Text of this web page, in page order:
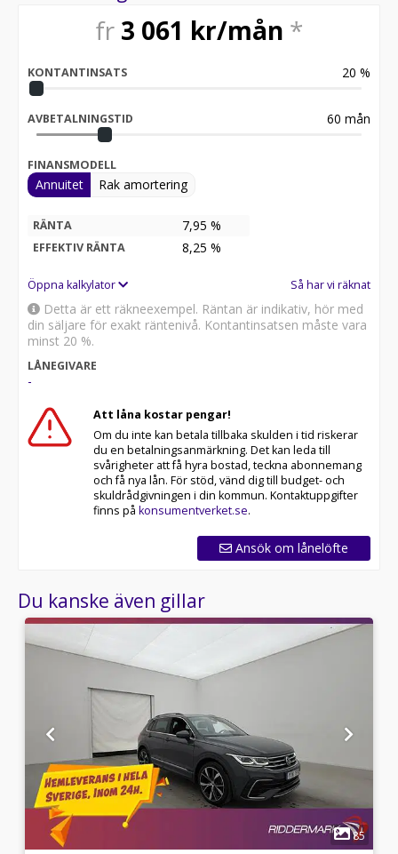
• Se närbilder och film på bilen
• Få mer info om utrustning och tillval
Därför ska du välja Riddermark Bil:
* Störst i Sverige på begagnade bilar
* Erbjuder hemleverans i hela Sverige
* Över 10 tusen omdömen på Trustpilot
* Våra bilar är testade på över 100 punkter
Telefontider:
Besökstider i butik:
RIDDERMARK BIL TRYGGHETSPAKET:
Skydda din bil med vårt trygghetspaket. Välj mellan 12-
60 månaders garanti och komplettera med extra
hjuluppsättningar till bra priser. Gör ditt bilköp tryggt
och enkelt hos oss.
Med korta lagertider försvinner våra bilar snabbt! Ring
oss idag för att reservera din bil: 018-470 74 00. Vi
erbjuder även skräddarsydd finansiering och 14 dagars
fri försäkring från Folksam.
Se hur vi genomför våra tester här:
Få brukare,Intense
Onyx,Soltak/glastak,Fyrhjulsdrift,Taklucka,Döda vinkel
varnare,Rockford fosgat ljudsystem,Head-up
display,360°
farthållare,Lane assist,Keyless
start,ACC/Klimatanläggning,Isofix
bak,Svensksåld,Läderinteriör,AC/
bak,Parkeringssensorer fram,Klädsel (Helskinn),AC och
klimatanläggning,Farthållare,Färddator,Elhissar fram
och bak,2 Zons Klimatanläggning,Klädsel
(helskinn),Aircondition,Helskinn,Apple
CarPlay,Parkeringssensor bak
fr 3 061 kr/mån *
KONTANTINSATS 20 %
AVBETALNINGSTID 60 mån
FINANSMODELL
Annuitet Rak amortering
RÄNTA 7,95 %
EFFEKTIV RÄNTA 8,25 %
Öppna kalkylator Så har vi räknat
Detta är ett räkneexempel. Räntan är indikativ, hör med
din säljare för exakt räntenivå. Kontantinsatsen måste vara
minst 20 %.
LÅNEGIVARE
-
Att låna kostar pengar!
Om du inte kan betala tillbaka skulden i tid riskerar
du en betalningsanmärkning. Det kan leda till
svårigheter att få hyra bostad, teckna abonnemang
och få nya lån. För stöd, vänd dig till budget- och
skuldrådgivningen i din kommun. Kontaktuppgifter
finns på konsumentverket.se.
Ansök om lånelöfte
Du kanske även gillar
85